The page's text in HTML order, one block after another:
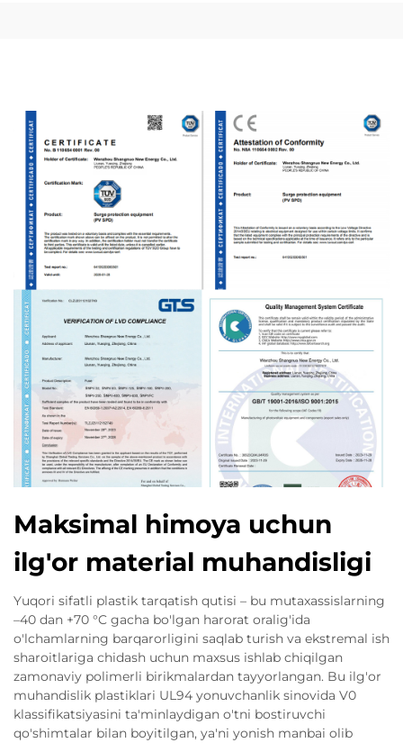
Maksimal himoya uchun
ilg'or material muhandisligi
Yuqori sifatli plastik tarqatish qutisi – bu mutaxassislarning
–40 dan +70 °C gacha bo'lgan harorat oralig'ida
o'lchamlarning barqarorligini saqlab turish va ekstremal ish
sharoitlariga chidash uchun maxsus ishlab chiqilgan
zamonaviy polimerli birikmalardan tayyorlangan. Bu ilg'or
muhandislik plastiklari UL94 yonuvchanlik sinovida V0
klassifikatsiyasini ta'minlaydigan o'tni bostiruvchi
qo'shimtalar bilan boyitilgan, ya'ni yonish manbai olib